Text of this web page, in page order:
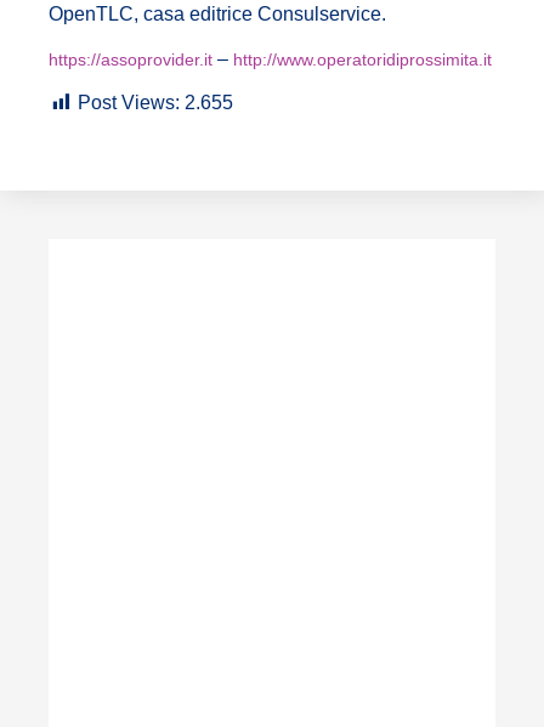
OpenTLC, casa editrice Consulservice.
https://assoprovider.it – http://www.operatoridiprossimita.it
Post Views: 2.655